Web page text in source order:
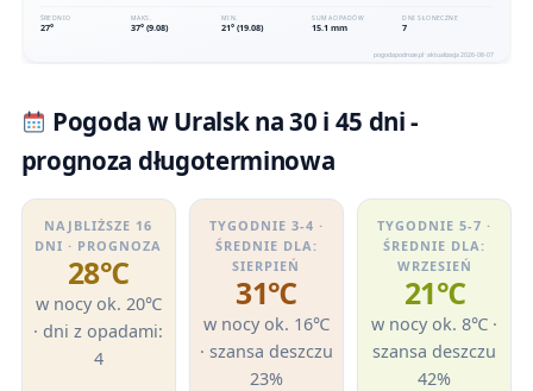
Pogoda w Uralsk na 30 i 45 dni -
prognoza długoterminowa
NAJBLIŻSZE 16
DNI · PROGNOZA
28℃
w nocy ok. 20℃
· dni z opadami:
4
TYGODNIE 3-4 ·
ŚREDNIE DLA:
SIERPIEŃ
31℃
w nocy ok. 16℃
· szansa deszczu
23%
TYGODNIE 5-7 ·
ŚREDNIE DLA:
WRZESIEŃ
21℃
w nocy ok. 8℃ ·
szansa deszczu
42%